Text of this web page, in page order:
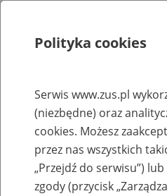
Rejestry, ewidencje i archiwa
Baza
przekształconych
Polityka cookies
Serwis www.zus.pl
(niezbędne) oraz
cookies. Możesz
przez nas wszystkich
„Przejdź do serwisu”)
zgody (przycisk